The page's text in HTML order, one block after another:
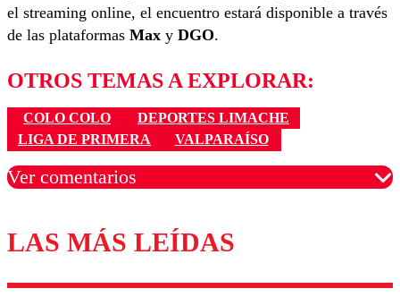
el streaming online, el encuentro estará disponible a través
de las plataformas Max y DGO.
OTROS TEMAS A EXPLORAR:
COLO COLO
DEPORTES LIMACHE
LIGA DE PRIMERA
VALPARAÍSO
Ver comentarios
Los comentarios son moderados para garantizar un
diálogo respetuoso.
Nombre
LAS MÁS LEÍDAS